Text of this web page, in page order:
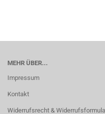
MEHR ÜBER...
Impressum
Kontakt
Widerrufsrecht &